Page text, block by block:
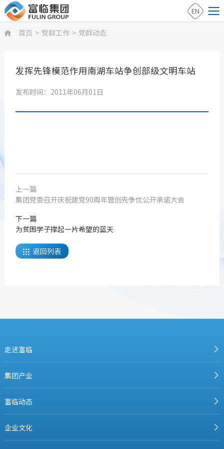
EN
 首页 > 党群工作 > 党群动态
发挥先锋模范作用南湖车站争创部级文明车站
发布时间：2011年06月01日
上一篇
集团党委召开庆祝建党90周年暨创先争优公开承诺大会
下一篇
为贫困学子撑起一片希望的蓝天
 返回列表
走进富临
集团产业
富临动态
企业文化